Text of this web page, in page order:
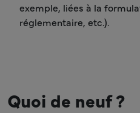
exemple, liées à la
réglementaire, etc.).
Quoi de neuf ?